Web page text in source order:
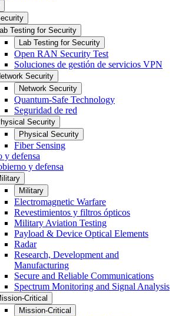
Testing for Security
Lab Testing for Security
Open RAN Security Test
Soluciones de gestión de servicios VPN
Security
Network Security
Quantum-Safe Technology
Seguridad de red
Security
Physical Security
Fiber Sensing
y defensa
y defensa
Military
Electromagnetic Warfare
Revestimientos y filtros ópticos
Military Aviation Testing
Payload & Device Optical Elements
Radar
Research, Development and
Manufacturing
Secure and Reliable Communications
Spectrum Monitoring and Signal Analysis
Critical
Mission-Critical